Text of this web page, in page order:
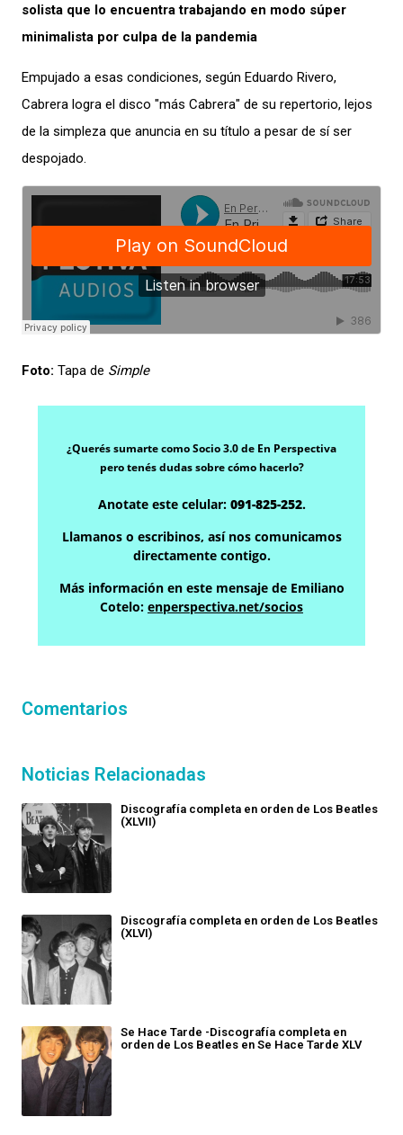
solista que lo encuentra trabajando en modo súper
minimalista por culpa de la pandemia
Empujado a esas condiciones, según Eduardo Rivero,
Cabrera logra el disco "más Cabrera" de su repertorio, lejos
de la simpleza que anuncia en su título a pesar de sí ser
despojado.
Foto: Tapa de Simple
¿Querés sumarte como Socio 3.0 de En Perspectiva
pero tenés dudas sobre cómo hacerlo?
Anotate este celular: 091-825-252.
Llamanos o escribinos, así nos comunicamos
directamente contigo.
Más información en este mensaje de Emiliano
Cotelo: enperspectiva.net/socios
Comentarios
Noticias Relacionadas
Discografía completa en orden de Los Beatles
(XLVII)
Discografía completa en orden de Los Beatles
(XLVI)
Se Hace Tarde -Discografía completa en
orden de Los Beatles en Se Hace Tarde XLV